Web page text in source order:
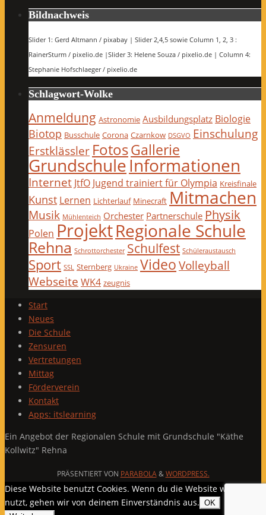
Bildnachweis
Slider 1: Gerd Altmann / pixabay | Slider 2,4,5 sowie Column 1, 2, 3 :
RainerSturm / pixelio.de |Slider 3: Helene Souza / pixelio.de | Column 4:
Stephanie Hofschlaeger / pixelio.de
Schlagwort-Wolke
Anmeldung Astronomie Ausbildungsplatz Biologie
Biotop Busschule Corona Czarnkow DSGVO Einschulung
Erstklässler FotosGallerie
GrundschuleInformationen
Internet JtfO Jugend trainiert für Olympia Kreisfinale
Kunst Lernen Lichterlauf Minecraft Mitmachen
Musik Mühlenteich Orchester Partnerschule Physik
Polen ProjektRegionale Schule
Rehna Schrottorchester Schulfest Schüleraustausch
Sport SSL Sternberg Ukraine VideoVolleyball
Webseite WK4 zeugnis
Start
Neues
Die Schule
Zensuren
Vertretungen
Mittag
Förderverein
Kontakt
Apps: itslearning
Ein Angebot der Regionalen Schule mit Grundschule "Käthe
Kollwitz" Rehna
PRÄSENTIERT VON PARABOLA&WORDPRESS.
Diese Website benutzt Cookies. Wenn du die Website weiter
nutzt, gehen wir von deinem Einverständnis aus. OK